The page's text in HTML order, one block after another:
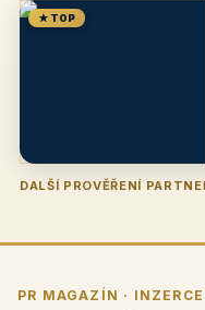
★ TOP
DALŠÍ PROVĚŘENÍ
Penzion U Zámku Pension
PR MAGAZÍN · INZERCE